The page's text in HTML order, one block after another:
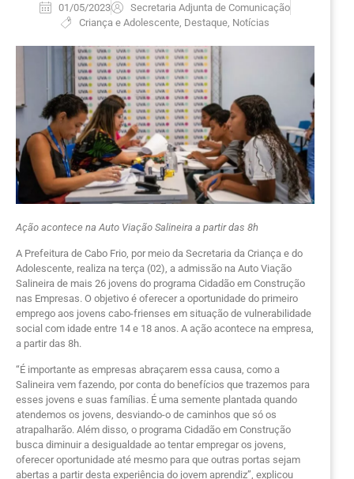
01/05/2023
Secretaria Adjunta de Comunicação
Criança e Adolescente Destaque Notícias
Ação acontece na Auto Viação Salineira a partir das 8h
A Prefeitura de Cabo Frio, por meio da Secretaria da Criança e do
Adolescente, realiza na terça (02), a admissão na Auto Viação
Salineira de mais 26 jovens do programa Cidadão em Construção
nas Empresas. O objetivo é oferecer a oportunidade do primeiro
emprego aos jovens cabo-frienses em situação de vulnerabilidade
social com idade entre 14 e 18 anos. A ação acontece na empresa,
a partir das 8h.
“É importante as empresas abraçarem essa causa, como a
Salineira vem fazendo, por conta do benefícios que trazemos para
esses jovens e suas famílias. É uma semente plantada quando
atendemos os jovens, desviando-o de caminhos que só os
atrapalharão. Além disso, o programa Cidadão em Construção
busca diminuir a desigualdade ao tentar empregar os jovens,
oferecer oportunidade até mesmo para que outras portas sejam
abertas a partir desta experiência do jovem aprendiz”, explicou